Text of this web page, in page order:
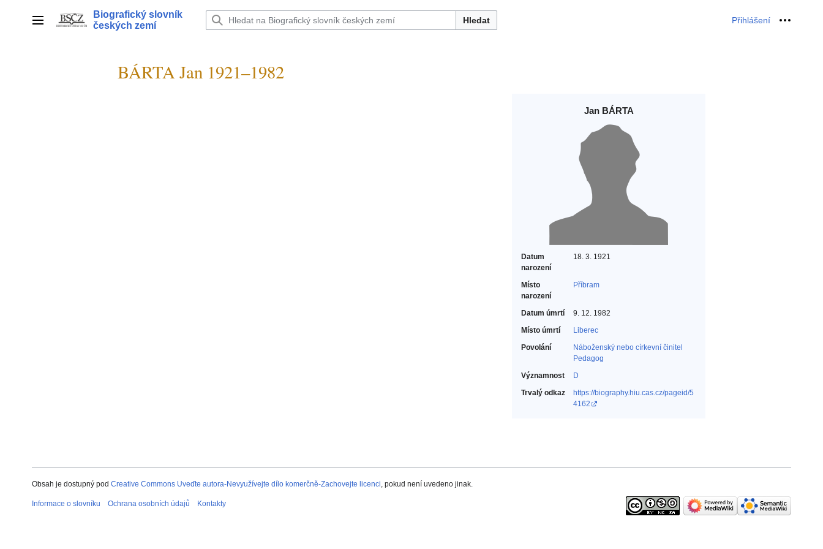
Hlavní menu
Biografický slovník
českých zemí
Hledat Přihlášení Osobní
BÁRTA Jan 1921–1982
Jan BÁRTA
Datum
narození
18. 3. 1921
Místo
narození
Příbram
Datum úmrtí
9. 12. 1982
Místo úmrtí
Liberec
Povolání
Náboženský nebo církevní činitel‎
Pedagog‎
Významnost
D
Trvalý odkaz
https://biography.hiu.cas.cz/pageid/5
4162
Obsah je dostupný pod Creative Commons Uveďte autora-Nevyužívejte dílo komerčně-Zachovejte licenci, pokud není uvedeno jinak.
Informace o slovníku Ochrana osobních údajů Kontakty